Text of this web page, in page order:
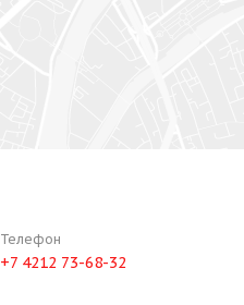
Телефон
+7 4212 73-68-32